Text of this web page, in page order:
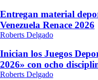
Entregan material
Venezuela Renace 2026
Roberts Delgado
Inician los Juegos
2026» con ocho
Roberts Delgado